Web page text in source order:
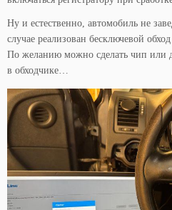
Ну и естественно, автомобиль не
случае реализован бесключевой
По желанию можно сделать чип или
в обходчике…